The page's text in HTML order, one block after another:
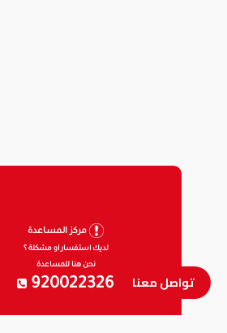
تواصل معنا
مركز المساعدة
لديك استفسار او مشكلة ؟
نحن هنا للمساعدة
920022326